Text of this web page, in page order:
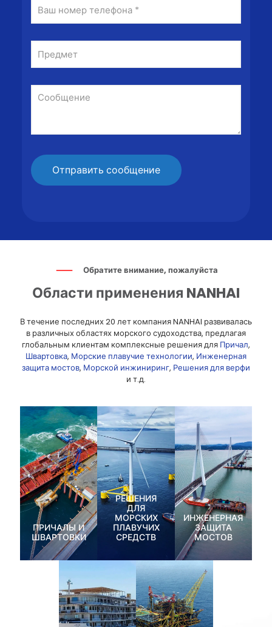
Обратите внимание, пожалуйста
Области применения NANHAI
В течение последних 20 лет компания NANHAI развивалась
в различных областях морского судоходства, предлагая
глобальным клиентам комплексные решения для Причал,
Швартовка, Морские плавучие технологии, Инженерная
защита мостов, Морской инжиниринг, Решения для верфи
и т.д.
ПРИЧАЛЫ И
ШВАРТОВКИ
РЕШЕНИЯ
ДЛЯ
МОРСКИХ
ПЛАВУЧИХ
СРЕДСТВ
ИНЖЕНЕРНАЯ
ЗАЩИТА
МОСТОВ